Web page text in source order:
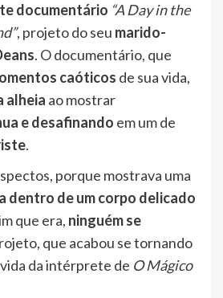
documentário “A Day in the
, projeto do seu marido-
. O documentário, que
caóticos de sua vida,
alheia ao mostrar
e desafinando em um de
.
porque mostrava uma
dentro de um corpo delicado
que era, ninguém se
que acabou se tornando
da intérprete de O Mágico